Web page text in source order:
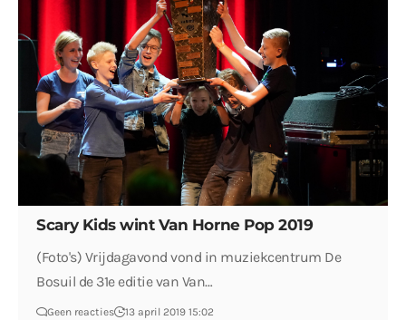
Scary Kids wint Van Horne Pop 2019
(Foto's) Vrijdagavond vond in muziekcentrum De
Bosuil de 31e editie van Van…
Geen reacties 13 april 2019 15:02